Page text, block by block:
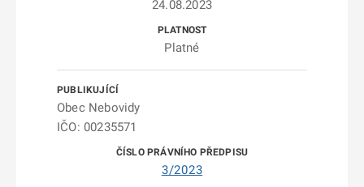
24.08.2023
Platné
Obec Nebovidy
IČO: 00235571
3/2023